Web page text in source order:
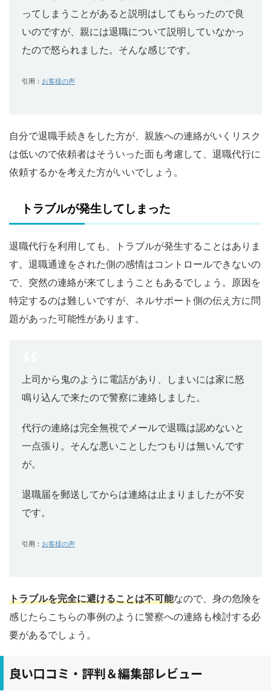
ってしまうことがあると説明はしてもらったので良
いのですが、親には退職について説明していなかっ
たので怒られました。そんな感じです。
引用： お客様の声
自分で退職手続きをした方が、親族への連絡がいくリスク
は低いので依頼者はそういった面も考慮して、退職代行に
依頼するかを考えた方がいいでしょう。
トラブルが発生してしまった
退職代行を利用しても、トラブルが発生することはありま
す。退職通達をされた側の感情はコントロールできないの
で、突然の連絡が来てしまうこともあるでしょう。原因を
特定するのは難しいですが、ネルサポート側の伝え方に問
題があった可能性があります。
上司から鬼のように電話があり、しまいには家に怒
鳴り込んで来たので警察に連絡しました。
代行の連絡は完全無視でメールで退職は認めないと
一点張り。 そんな悪いことしたつもりは無いんです
が。
退職届を郵送してからは連絡は止まりましたが不安
です。
引用： お客様の声
トラブルを完全に避けることは不可能なので、身の危険を
感じたらこちらの事例のように警察への連絡も検討する必
要があるでしょう。
良い口コミ・評判＆編集部レビュー